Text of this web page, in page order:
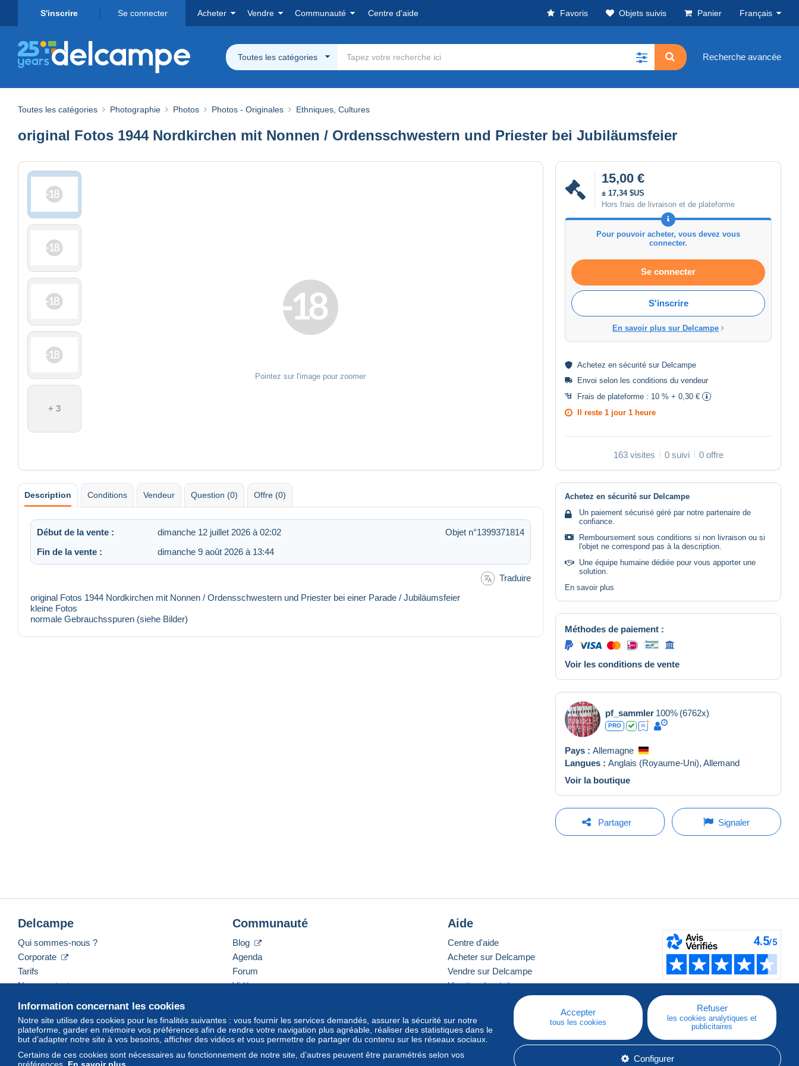
S'inscrire Se connecter Acheter Vendre Communauté Centre d'aide Favoris Objets suivis Panier Français
Toutes les catégories Recherche avancée
Toutes les catégories Photographie Photos Photos - Originales Ethniques, Cultures
original Fotos 1944 Nordkirchen mit Nonnen / Ordensschwestern und Priester bei Jubiläumsfeier
+ 3
Pointez sur l'image pour zoomer
15,00 €
± 17,34 $US
Hors frais de livraison et de plateforme
Pour pouvoir acheter, vous devez vous
connecter.
Se connecter
S'inscrire
En savoir plus sur Delcampe
Achetez en sécurité sur Delcampe
Envoi selon les conditions du vendeur
Frais de plateforme : 10 % + 0,30 €
Il reste 1 jour 1 heure
163 visites 0 suivi 0 offre
Description Conditions Vendeur Question (0) Offre (0)
Début de la vente : dimanche 12 juillet 2026 à 02:02
Objet n°1399371814
Fin de la vente :
dimanche 9 août 2026 à 13:44
Traduire
original Fotos 1944 Nordkirchen mit Nonnen / Ordensschwestern und Priester bei einer Parade / Jubiläumsfeier
kleine Fotos
normale Gebrauchsspuren (siehe Bilder)
Achetez en sécurité sur Delcampe
Un paiement sécurisé géré par notre partenaire de
confiance.
Remboursement sous conditions si non livraison ou si
l'objet ne correspond pas à la description.
Une équipe humaine dédiée pour vous apporter une
solution.
En savoir plus
Méthodes de paiement :
Voir les conditions de vente
pf_sammler 100% (6762x)
PRO
Pays : Allemagne
Langues : Anglais (Royaume-Uni), Allemand
Voir la boutique
Partager Signaler
Information concernant les cookies
Notre site utilise des cookies pour les finalités suivantes : vous fournir les services demandés, assurer la sécurité sur notre
plateforme, garder en mémoire vos préférences afin de rendre votre navigation plus agréable, réaliser des statistiques dans le
but d’adapter notre site à vos besoins, afficher des vidéos et vous permettre de partager du contenu sur les réseaux sociaux.
Certains de ces cookies sont nécessaires au fonctionnement de notre site, d’autres peuvent être paramétrés selon vos
préférences. En savoir plus
Accepter
tous les cookies
Refuser
les cookies analytiques et
publicitaires
Configurer
Delcampe
Qui sommes-nous ?
Corporate
Tarifs
Nous contacter
Communauté
Blog
Agenda
Forum
Vidéos
Aide
Centre d'aide
Acheter sur Delcampe
Vendre sur Delcampe
Un site sécurisé
Français USD America/Indiana/Vevay Mode standard